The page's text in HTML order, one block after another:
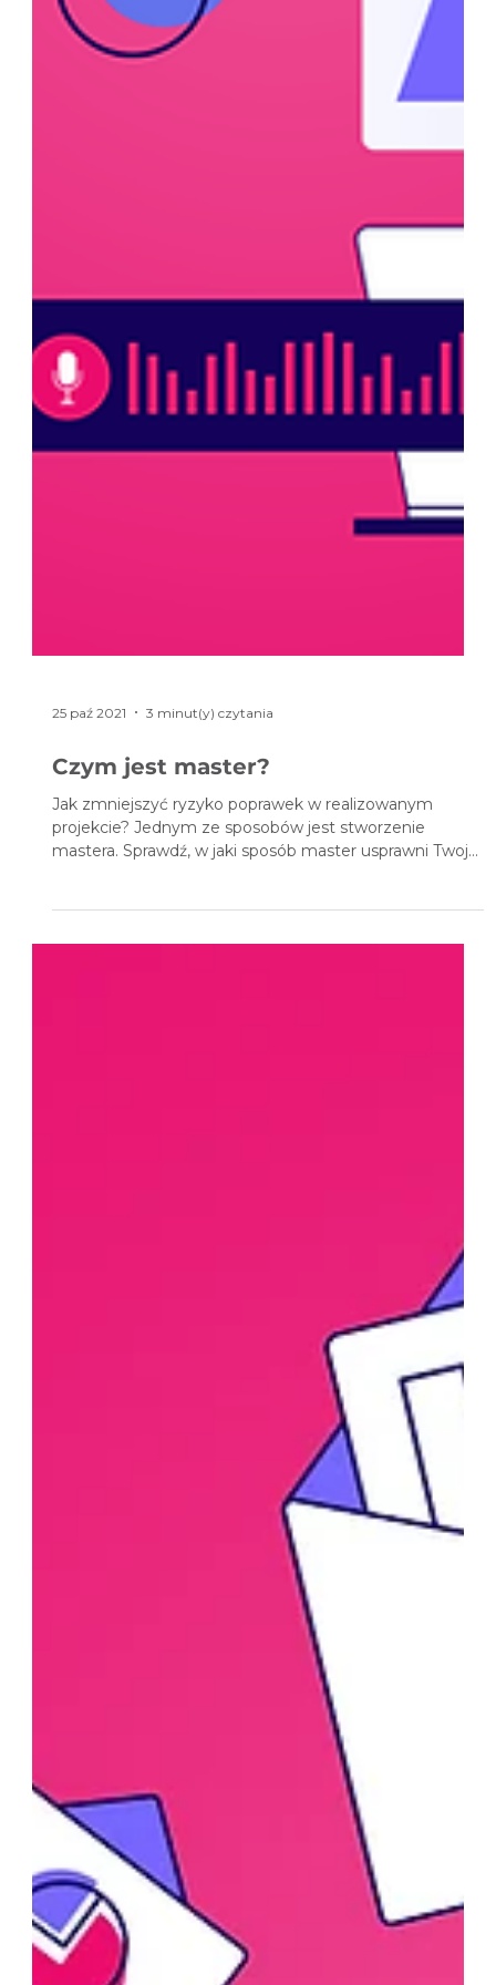
25 paź 2021 3 minut(y) czytania
Czym jest master?
projekcie? Jednym ze sposobów jest stworzenie
mastera. Sprawdź, w jaki sposób master usprawni Twoją